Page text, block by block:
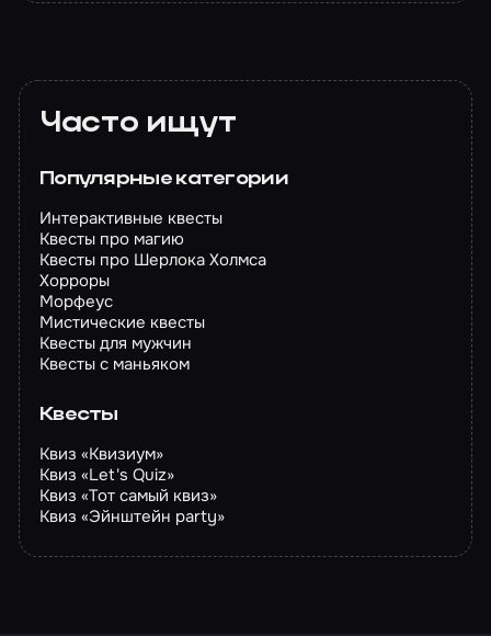
Часто ищут
Популярные категории
Интерактивные квесты
Квесты про магию
Квесты про Шерлока Холмса
Хорроры
Морфеус
Мистические квесты
Квесты для мужчин
Квесты с маньяком
Квесты
Квиз «Квизиум»
Квиз «Let's Quiz»
Квиз «Тот самый квиз»
Квиз «Эйнштейн party»